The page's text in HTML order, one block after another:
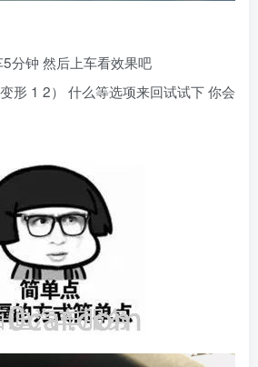
分钟 然后上车看效果吧
形 1 2） 什么等选项来回试试下 你会